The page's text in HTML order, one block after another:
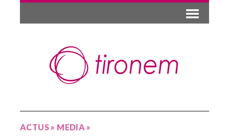
ACTUS» MEDIA»